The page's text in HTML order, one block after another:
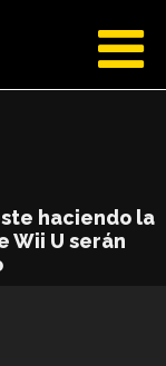
haciendo la
Wii U serán